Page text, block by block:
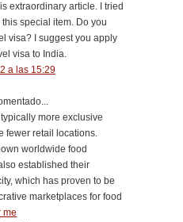
extraordinary article. I tried
special item. Do you
visa? I suggest you apply
visa to India.
a las 15:29
more exclusive
fewer retail locations.
worldwide food
established their
which has proven to be
marketplaces for food
me